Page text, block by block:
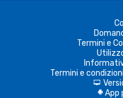
Termini e
Termini e
d
A App